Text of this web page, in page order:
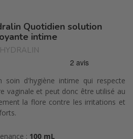
Quotidien solution
intime
HYDRALIN
soin d'hygiène intime qui respecte
vaginale et peut donc être utilisé au
la flore contre les irritations et
: 100 mL